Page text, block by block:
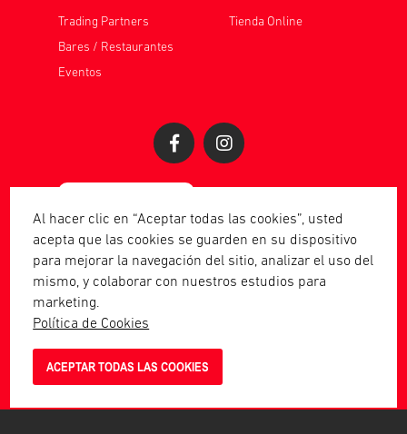
Trading Partners
Bares / Restaurantes
Eventos
Tienda Online
Piscano 2023 | Todos los derechos
Al hacer clic en “Aceptar todas las cookies”, usted
acepta que las cookies se guarden en su dispositivo
para mejorar la navegación del sitio, analizar el uso del
mismo, y colaborar con nuestros estudios para
marketing.
Política de Cookies
ACEPTAR TODAS LAS COOKIES